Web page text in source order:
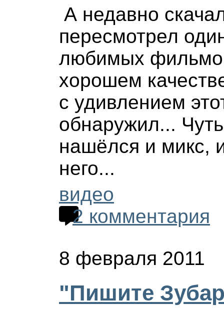
А недавно
пересмотрел
любимых
хорошем
с удивлением
обнаружил... Чуть
нашёлся и микс,
него...
видео
2 комментария
8 февраля 2011
"Пишите